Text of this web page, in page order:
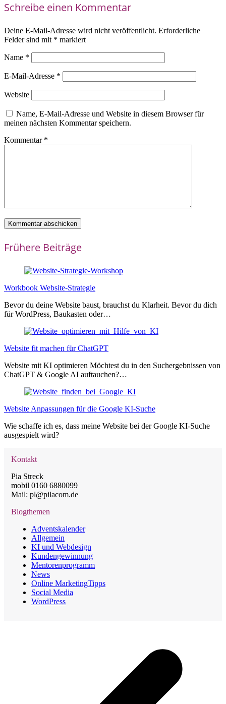
Schreibe einen Kommentar
Deine E-Mail-Adresse wird nicht veröffentlicht. Erforderliche
Felder sind mit * markiert
Name *
E-Mail-Adresse *
Website
Name, E-Mail-Adresse und Website in diesem Browser für
meinen nächsten Kommentar speichern.
Kommentar *
Frühere Beiträge
Workbook Website-Strategie
Bevor du deine Website baust, brauchst du Klarheit. Bevor du dich
für WordPress, Baukasten oder…
Website fit machen für ChatGPT
Website mit KI optimieren Möchtest du in den Suchergebnissen von
ChatGPT & Google AI auftauchen?…
Website Anpassungen für die Google KI-Suche
Wie schaffe ich es, dass meine Website bei der Google KI-Suche
ausgespielt wird?
Kontakt
Pia Streck
mobil 0160 6880099
Mail: pl@pilacom.de
Blogthemen
Adventskalender
Allgemein
KI und Webdesign
Kundengewinnung
Mentorenprogramm
News
Online MarketingTipps
Social Media
WordPress